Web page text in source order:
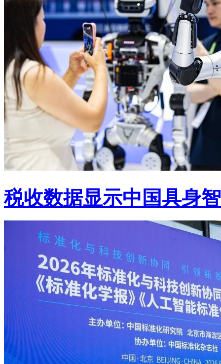
税收数据显示中国具身